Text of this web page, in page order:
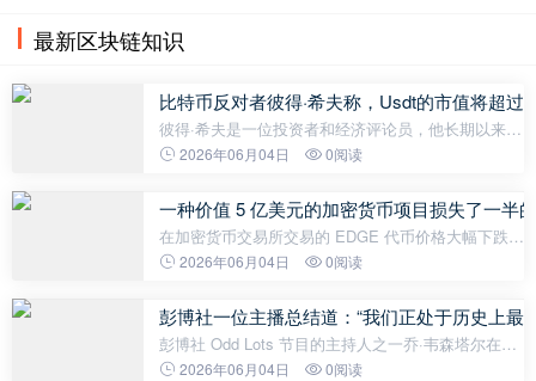
最新区块链知识
比特币反对者彼得·希夫称，Usdt的市值将超过
彼得·希夫是一位投资者和经济评论员，他长期以来一
直批评比特币。近日，他对加密货币市场做出了一个
（USDT）的市值在不久的将来可能会
2026年06月04日 0阅读
一种价值 5 亿美元的加密货币项目损失了一半
在加密货币交易所交易的 EDGE 代币价格大幅下跌
后，EdgeX 团队发布了一份关于此事件的综合报告。
受影响的用户进行补偿，以示诚意。
2026年06月04日 0阅读
彭博社一位主播总结道：“我们正处于历史上最
彭博社 Odd Lots 节目的主持人之一乔·韦森塔尔在一
份新闻稿中表示，当前时期可能是“历史上最严峻的加
2026年06月04日 0阅读